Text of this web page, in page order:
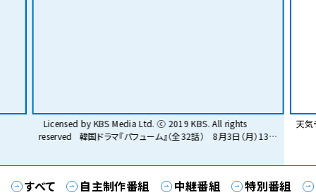
Licensed by KBS Media Ltd. ⓒ 2019 KBS. All rights
reserved 韓国ドラマ『パフューム』（全32話） 8月3日（月）13：
天気
すべて 自主制作番組 中継番組 特別番組